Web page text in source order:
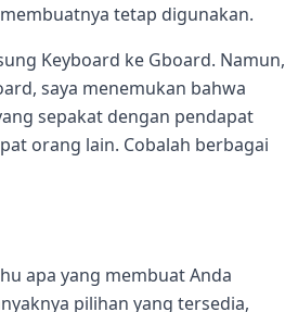
tetap digunakan.
Keyboard ke Gboard. Namun,
saya menemukan bahwa
sepakat dengan pendapat
orang lain. Cobalah berbagai
apa yang membuat Anda
pilihan yang tersedia,